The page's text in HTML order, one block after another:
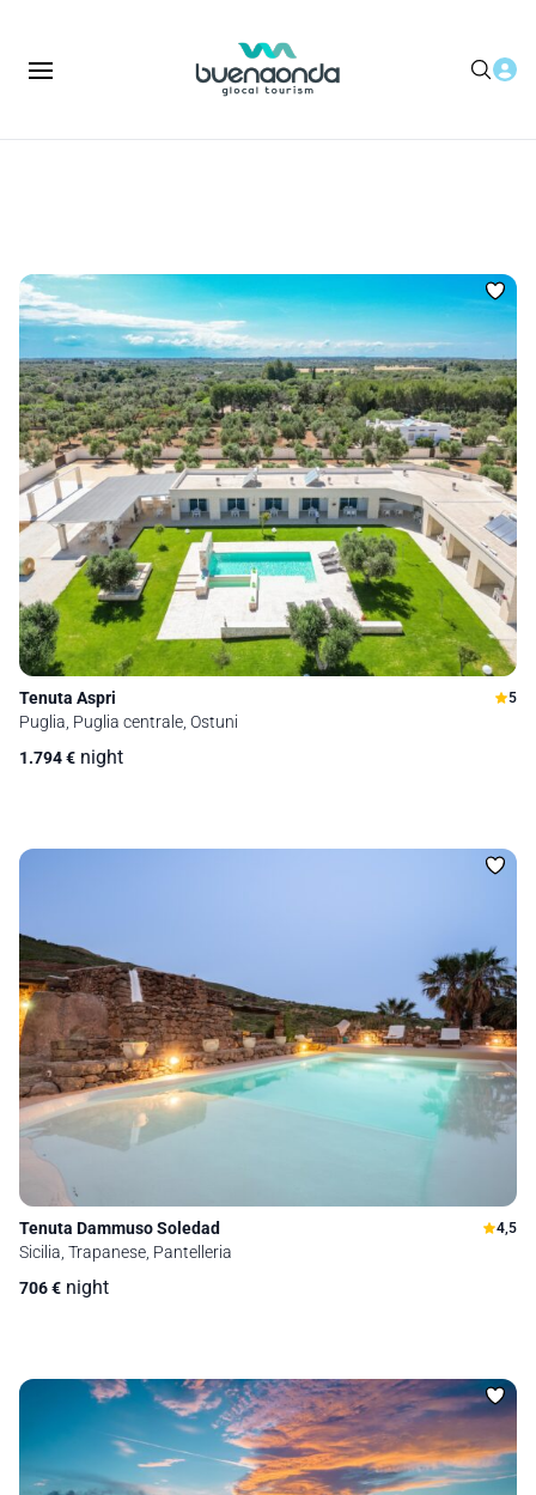
Tenuta Aspri 5
Puglia, Puglia centrale, Ostuni
1.794€ night
Tenuta Dammuso Soledad 4,5
Sicilia, Trapanese, Pantelleria
706€ night